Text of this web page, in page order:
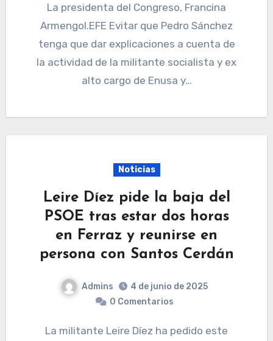
La presidenta del Congreso, Francina
Armengol.EFE Evitar que Pedro Sánchez
tenga que dar explicaciones a cuenta de
la actividad de la militante socialista y ex
alto cargo de Enusa y…
Noticias
Leire Díez pide la baja del
PSOE tras estar dos horas
en Ferraz y reunirse en
persona con Santos Cerdán
Admins
4 de junio de 2025
0 Comentarios
La militante Leire Díez ha pedido este